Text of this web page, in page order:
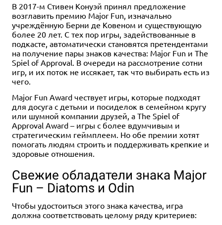
В 2017-м Стивен Конуэй принял предложение
возглавить премию Major Fun, изначально
учреждённую Берни де Ковеном и существующую
более 20 лет. С тех пор игры, задействованные в
подкасте, автоматически становятся претендентами
на получение пары знаков качества: Major Fun и The
Spiel of Approval. В очереди на рассмотрение сотни
игр, и их поток не иссякает, так что выбирать есть из
чего.
Major Fun Award чествует игры, которые подходят
для досуга с детьми и посиделок в семейном кругу
или шумной компании друзей, а The Spiel of
Approval Award – игры с более вдумчивым и
стратегическим геймплеем. Но обе премии хотят
помогать людям строить и поддерживать крепкие и
здоровые отношения.
Свежие обладатели знака Major
Fun – Diatoms и Odin
Чтобы удостоиться этого знака качества, игра
должна соответствовать целому ряду критериев: